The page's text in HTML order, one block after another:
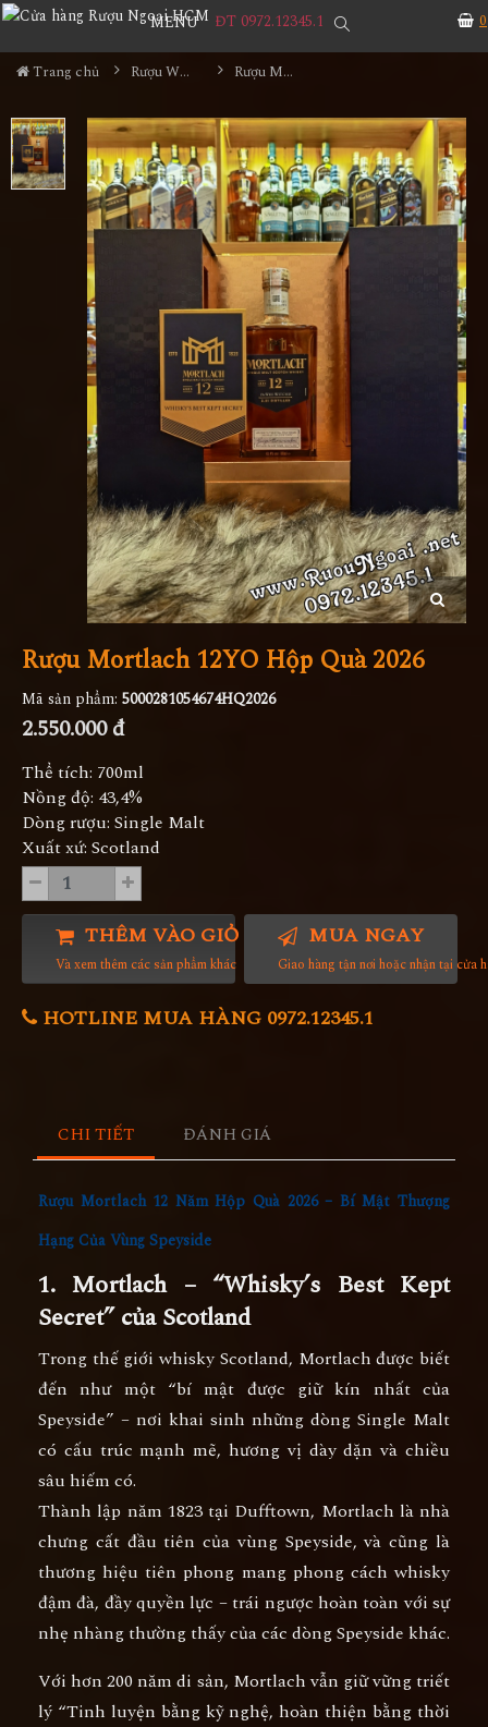
0
MENU ĐT 0972.12345.1
Trang chủ Rượu Whisky Rượu Mortlach 12YO Hộp Quà 2026
Rượu Mortlach 12YO Hộp Quà 2026
Mã sản phẩm: 5000281054674HQ2026
2.550.000 đ
Thể tích: 700ml
Nồng độ: 43,4%
Dòng rượu: Single Malt
Xuất xứ: Scotland
THÊM VÀO GIỎ HÀNG
Và xem thêm các sản phẩm khác
MUA NGAY
Giao hàng tận nơi hoặc nhận tại cửa
HOTLINE MUA HÀNG 0972.12345.1
CHI TIẾT ĐÁNH GIÁ
Rượu Mortlach 12 Năm Hộp Quà 2026 – Bí Mật Thượng
Hạng Của Vùng Speyside
1. Mortlach – “Whisky’s Best Kept
Secret” của Scotland
Trong thế giới whisky Scotland, Mortlach được biết
đến như một “bí mật được giữ kín nhất của
Speyside” – nơi khai sinh những dòng Single Malt
có cấu trúc mạnh mẽ, hương vị dày dặn và chiều
sâu hiếm có.
Thành lập năm 1823 tại Dufftown, Mortlach là nhà
chưng cất đầu tiên của vùng Speyside, và cũng là
thương hiệu tiên phong mang phong cáchwhisky
đậm đà, đầy quyền lực – trái ngược hoàn toàn với sự
nhẹ nhàng thường thấy của các dòng Speyside khác.
Với hơn200 năm di sản, Mortlach vẫn giữ vững triết
lý “Tinh luyện bằng kỹ nghệ, hoàn thiện bằng thời